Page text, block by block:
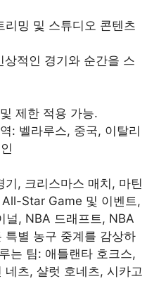
밍 및 스튜디오 콘텐츠
적인 경기와 순간을 스
제한 적용 가능.
: 벨라루스, 중국, 이탈리
, 크리스마스 매치, 마틴
Star Game 및 이벤트,
, NBA 드래프트, NBA
특별 농구 중계를 감상하
는 팀: 애틀랜타 호크스,
네츠, 샬럿 호네츠, 시카고